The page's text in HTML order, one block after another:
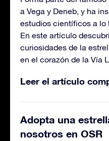
a Vega y Deneb, y ha
estudios científicos a lo
En este artículo
curiosidades de la
en el corazón de la Vía
Leer el artículo
Adopta una
nosotros en OSR